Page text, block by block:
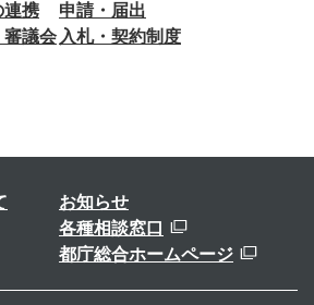
連携
申請・届出
審議会 入札・契約制度
お知らせ
各種相談窓口
都庁総合ホームページ